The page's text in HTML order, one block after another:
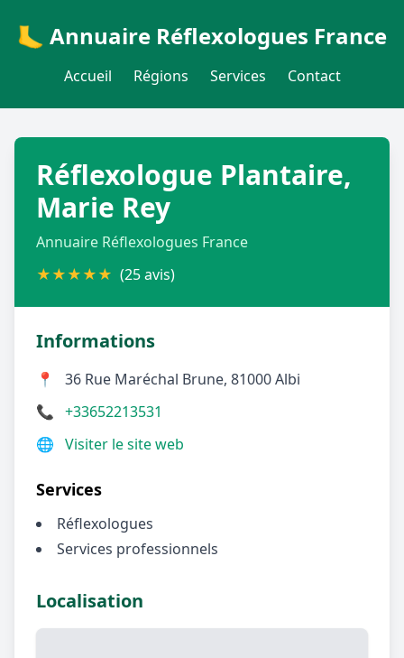
🦶 Annuaire Réflexologues France
Accueil Régions Services Contact
Réflexologue Plantaire,
Marie Rey
Annuaire Réflexologues France
★★★★★ (25 avis)
Informations
📍
36 Rue Maréchal Brune, 81000 Albi
📞 +33652213531
🌐 Visiter le site web
Services
Réflexologues
Services professionnels
Localisation